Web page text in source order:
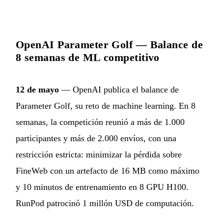
OpenAI Parameter Golf — Balance de
8 semanas de ML competitivo
12 de mayo — OpenAI publica el balance de
Parameter Golf, su reto de machine learning. En 8
semanas, la competición reunió a más de 1.000
participantes y más de 2.000 envíos, con una
restricción estricta: minimizar la pérdida sobre
FineWeb con un artefacto de 16 MB como máximo
y 10 minutos de entrenamiento en 8 GPU H100.
RunPod patrocinó 1 millón USD de computación.